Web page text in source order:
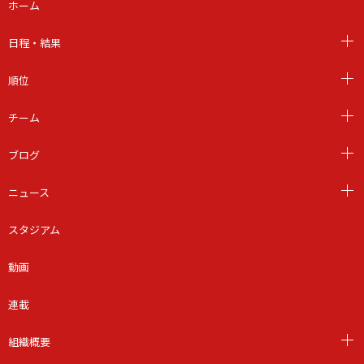
ホーム
日程・結果
順位
チーム
ブログ
ニュース
スタジアム
動画
連載
組織概要